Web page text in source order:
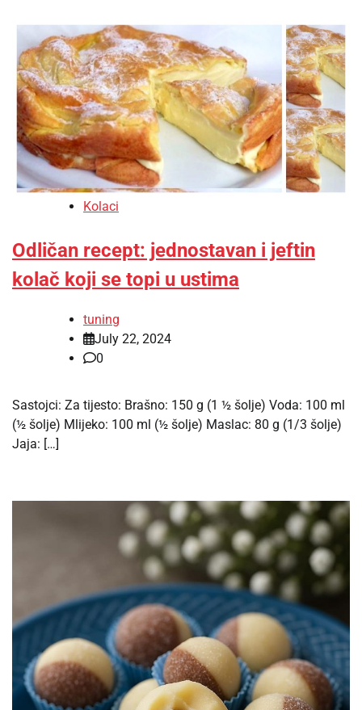
Kolaci
Odličan recept: jednostavan i jeftin
kolač koji se topi u ustima
tuning
July 22, 2024
0
Sastojci: Za tijesto: Brašno: 150 g (1 ½ šolje) Voda: 100 ml
(½ šolje) Mlijeko: 100 ml (½ šolje) Maslac: 80 g (1/3 šolje)
Jaja: […]